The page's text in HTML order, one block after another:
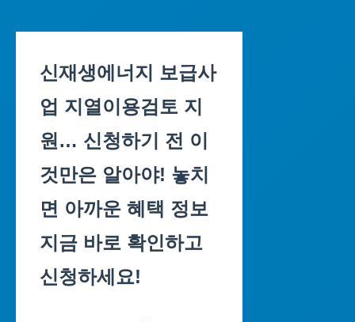
content
신재생에너지 보급사
업 지열이용검토 지
원… 신청하기 전 이
것만은 알아야! 놓치
면 아까운 혜택 정보
지금 바로 확인하고
신청하세요!